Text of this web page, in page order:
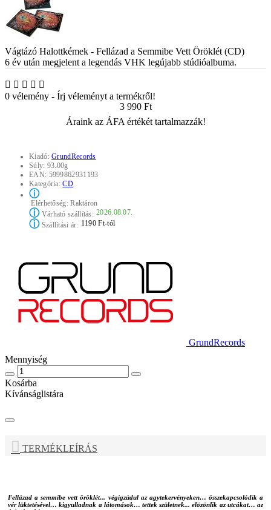
Vágtázó Halottkémek - Fellázad a Semmibe Vett Öröklét (CD)
6 év után megjelent a legendás VHK legújabb stúdióalbuma.
0 vélemény - Írj véleményt a termékről!
3 990 Ft
Áraink az ÁFA értékét tartalmazzák!
Kiadó:GrundRecords
Súly: 93.00g
EAN: 5999862931193
Kategória:CD
ⓘ
Elérhetőség:Raktáron
ⓘVárható szállítás: 2026.08.07.
ⓘSzállítási ár: 1190 Ft-tól
GrundRecords
Mennyiség
Kosárba
Kívánságlistára
TERMÉKLEÍRÁS
Fellázad a semmibe vett öröklét... végigzúdul az agytekervényeken… összekapcsolódik a
vér lüktetésével… kigyulladnak a látomások… tettek születnek... elözönlik az utcákat… az